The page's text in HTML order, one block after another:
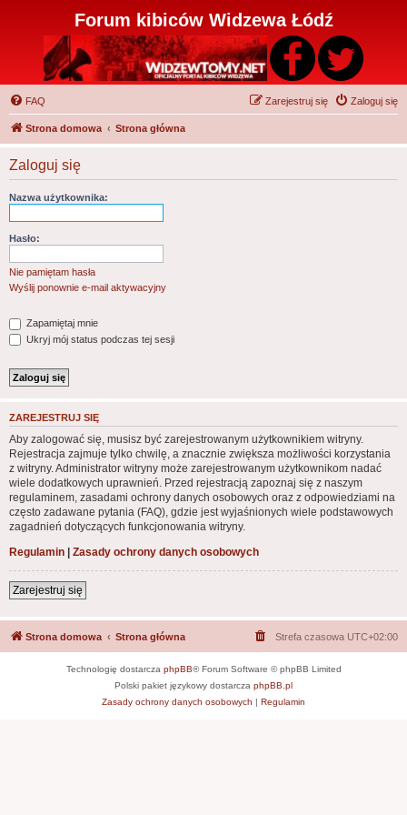
Forum kibiców Widzewa Łódź
FAQ Zaloguj się
Zarejestruj się
Strona domowa Strona główna
Zaloguj się
Nazwa użytkownika:
Hasło:
Nie pamiętam hasła
Wyślij ponownie e-mail aktywacyjny
Zapamiętaj mnie
Ukryj mój status podczas tej sesji
ZAREJESTRUJ SIĘ
Aby zalogować się, musisz być zarejestrowanym użytkownikiem witryny.
Rejestracja zajmuje tylko chwilę, a znacznie zwiększa możliwości korzystania
z witryny. Administrator witryny może zarejestrowanym użytkownikom nadać
wiele dodatkowych uprawnień. Przed rejestracją zapoznaj się z naszym
regulaminem, zasadami ochrony danych osobowych oraz z odpowiedziami na
często zadawane pytania (FAQ), gdzie jest wyjaśnionych wiele podstawowych
zagadnień dotyczących funkcjonowania witryny.
Regulamin | Zasady ochrony danych osobowych
Zarejestruj się
Strona domowa Strona główna Strefa czasowa UTC+02:00
Technologię dostarcza phpBB® Forum Software © phpBB Limited
Polski pakiet językowy dostarcza phpBB.pl
Zasady ochrony danych osobowych | Regulamin